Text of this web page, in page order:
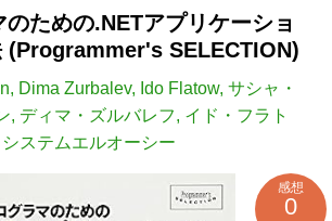
ための.NETアプリケーショ
(Programmer's SELECTION)
, Dima Zurbalev, Ido Flatow, サシャ・
, ディマ・ズルバレフ, イド・フラト
ステムエルオーシー
感想
0